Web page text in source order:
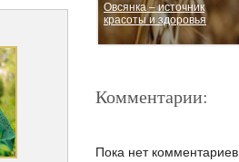
Овсянка – источник
красоты и здоровья
Комментарии:
Пока нет комментариев.